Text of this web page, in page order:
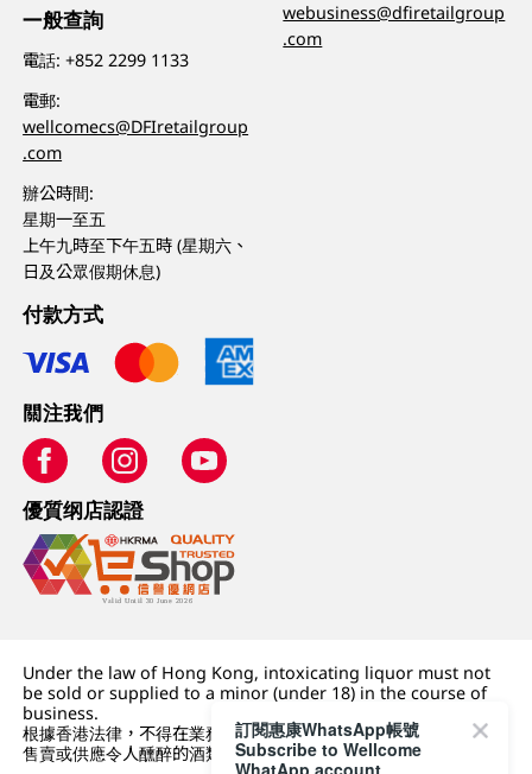
一般查詢
電話:+852 2299 1133
電郵:
wellcomecs@DFIretailgroup
.com
辦公時間:
星期一至五
上午九時至下午五時 (星期六、
日及公眾假期休息)
webusiness@dfiretailgroup
.com
付款方式
關注我們
優質纲店認證
Under the law of Hong Kong, intoxicating liquor must not
be sold or supplied to a minor (under 18) in the course of
business.
根據香港法律，不得在業務過程中，向未成年人 (18 歲以下人士)
售賣或供應令人醺醉的酒類。
訂閱惠康WhatsApp帳號
Subscribe to Wellcome
WhatApp account